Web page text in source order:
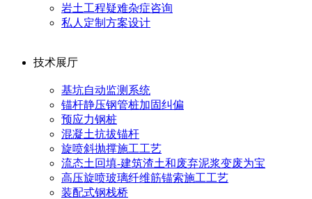
岩土工程疑难杂症咨询
私人定制方案设计
技术展厅
基坑自动监测系统
锚杆静压钢管桩加固纠偏
预应力钢桩
混凝土抗拔锚杆
旋喷斜抛撑施工工艺
流态土回填-建筑渣土和废弃泥浆变废为宝
高压旋喷玻璃纤维筋锚索施工工艺
装配式钢栈桥